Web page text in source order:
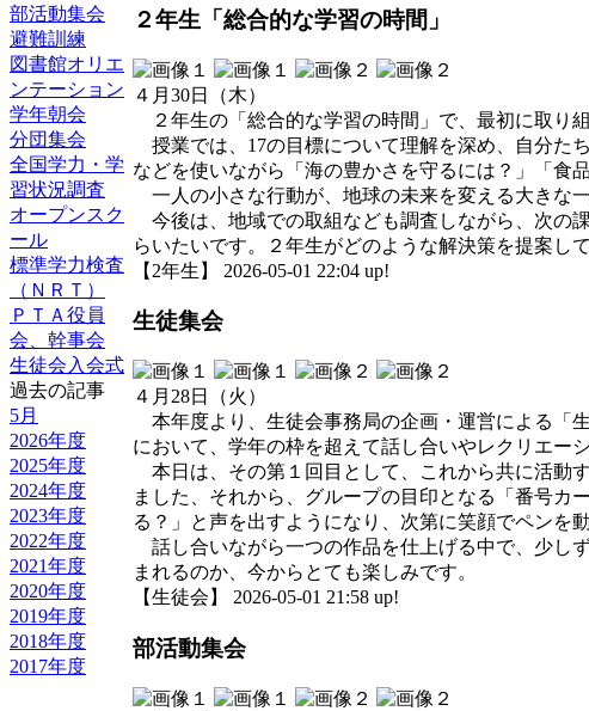
部活動集会
避難訓練
図書館オリエ
ンテーション
学年朝会
分団集会
全国学力・学
習状況調査
オープンスク
ール
標準学力検査
（ＮＲＴ）
ＰＴＡ役員
会、幹事会
生徒会入会式
過去の記事
5月
2026年度
2025年度
2024年度
2023年度
2022年度
2021年度
2020年度
2019年度
2018年度
2017年度
２年生「総合的な学習の時間」
４月30日（木）
２年生の「総合的な学習の時間」で、最初に取り
授業では、17の目標について理解を深め、自分た
などを使いながら「海の豊かさを守るには？」「食
一人の小さな行動が、地球の未来を変える大きな
今後は、地域での取組なども調査しながら、次の
らいたいです。２年生がどのような解決策を提案し
【2年生】 2026-05-01 22:04 up!
生徒集会
４月28日（火）
本年度より、生徒会事務局の企画・運営による「
において、学年の枠を超えて話し合いやレクリエー
本日は、その第１回目として、これから共に活動
ました、それから、グループの目印となる「番号カ
る？」と声を出すようになり、次第に笑顔でペンを
話し合いながら一つの作品を仕上げる中で、少し
まれるのか、今からとても楽しみです。
【生徒会】 2026-05-01 21:58 up!
部活動集会